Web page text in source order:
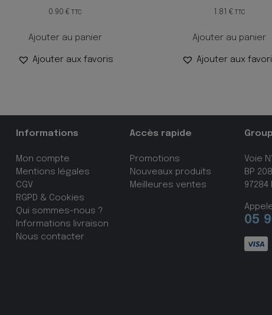
0.90€ TTC
Ajouter au panier
Ajouter aux favoris
1.81 € TTC
Ajouter au panier
Ajouter aux
Informations
Mon compte
Mentions légales
CGV
RGPD & Cookies
Qui sommes-nous ?
Informations livraison
Nous contacter
Accès rapide
Promotions
Nouveaux produits
Meilleures ventes
Voie
BP 208
97284
05